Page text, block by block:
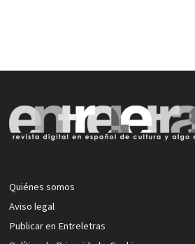
Quiénes somos
Aviso legal
Publicar en Entreletras